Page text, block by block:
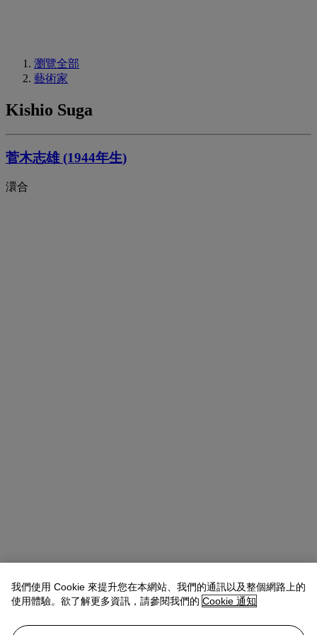
瀏覽全部
藝術家
Kishio Suga
菅木志雄 (1944年生)
澴合
我們使用 Cookie 來提升您在本網站、我們的通訊以及整個網路上的
使用體驗。欲了解更多資訊，請參閱我們的 Cookie 通知